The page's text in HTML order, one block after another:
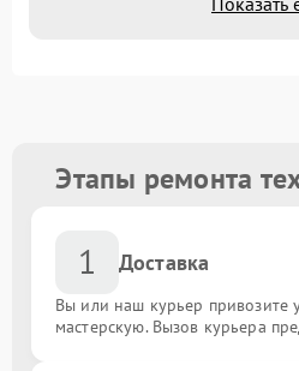
Этапы ремонта
1 Доставка
Вы или наш курьер привозите
мастерскую. Вызов курьера